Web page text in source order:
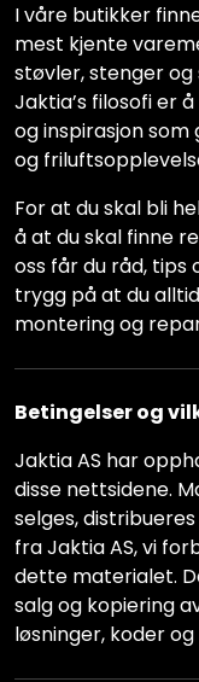
I våre butikker
mest kjente
støvler, stenger og
Jaktia’s filosofi er
og inspirasjon som
og
For at du skal bli
å at du skal finne
oss får du råd, tips
trygg på at du
montering og
Betingelser og
Jaktia AS har
disse nettsidene.
selges,
fra Jaktia AS, vi
dette materialet.
salg og kopiering
løsninger, koder